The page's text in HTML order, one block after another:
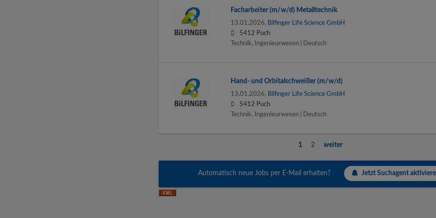
Facharbeiter (m/w/d) Metalltechnik
13.01.2026, Bilfinger Life Science GmbH
5412 Puch
Technik, Ingenieurwesen | Deutsch
Hand- und Orbitalschweißer (m/w/d)
13.01.2026, Bilfinger Life Science GmbH
5412 Puch
Technik, Ingenieurwesen | Deutsch
1 2 weiter
Automatisch neue Jobs per E-Mail erhalten? Jetzt Suchagent